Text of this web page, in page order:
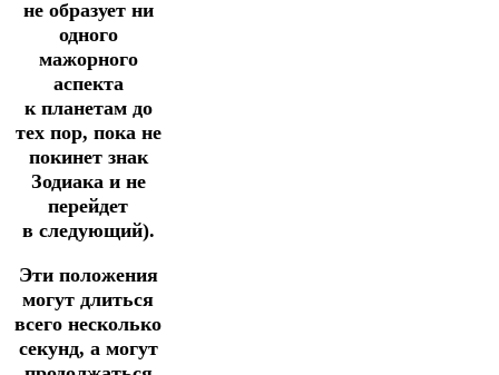
не образует ни
одного
мажорного
аспекта
к планетам до
тех пор, пока не
покинет знак
Зодиака и не
перейдет
в следующий).
Эти положения
могут длиться
всего несколько
секунд, а могут